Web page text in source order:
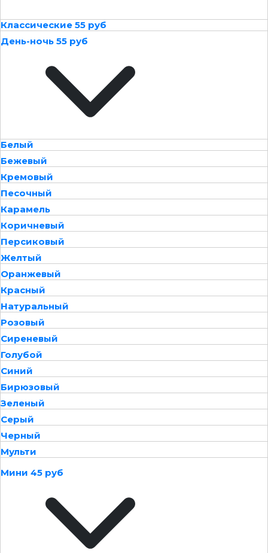
Классические 55 руб
День-ночь 55 руб
Белый
Бежевый
Кремовый
Песочный
Карамель
Коричневый
Персиковый
Желтый
Оранжевый
Красный
Натуральный
Розовый
Сиреневый
Голубой
Синий
Бирюзовый
Зеленый
Серый
Черный
Мульти
Мини 45 руб